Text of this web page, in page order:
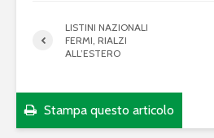
LISTINI NAZIONALI
FERMI, RIALZI
ALL’ESTERO
Stampa questo articolo